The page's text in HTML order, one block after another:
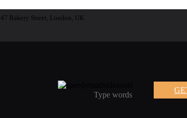
47 Bakery Street, London, UK